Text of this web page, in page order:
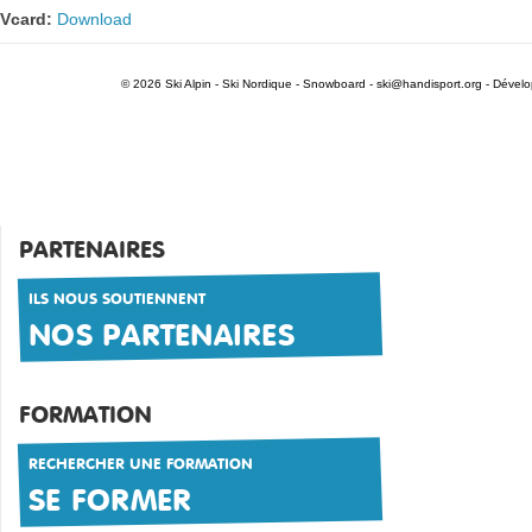
Vcard: Download
© 2026 Ski Alpin - Ski Nordique - Snowboard - ski@handisport.org -
PARTENAIRES
ILS NOUS SOUTIENNENT
NOS PARTENAIRES
FORMATION
RECHERCHER UNE FORMATION
SE FORMER